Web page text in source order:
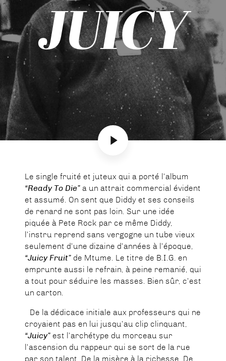
JUICY
Le single fruité et juteux qui a porté l’album
“Ready To Die” a un attrait commercial évident
et assumé. On sent que Diddy et ses conseils
de renard ne sont pas loin. Sur une idée
piquée à Pete Rock par ce même Diddy,
l’instru reprend sans vergogne un tube vieux
seulement d’une dizaine d’années à l’époque,
“Juicy Fruit” de Mtume. Le titre de B.I.G. en
emprunte aussi le refrain, à peine remanié, qui
a tout pour séduire les masses. Bien sûr, c’est
un carton.
De la dédicace initiale aux professeurs qui ne
croyaient pas en lui jusqu’au clip clinquant,
“Juicy” est l’archétype du morceau sur
l’ascension du rappeur qui se sort de la rue
par son talent. De la misère à la richesse. De